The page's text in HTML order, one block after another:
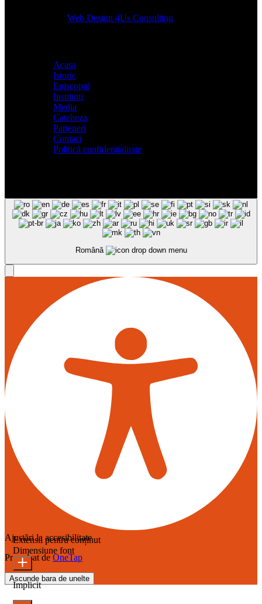
Designed byWeb Design 4Us Consulting
Acasa
Istoric
Episcopul
Institutii
Media
Cateheza
Parteneri
Contact
Politică confidențialitate
Română
Ajustări la accesibilitate
Propulsat de OneTap
Ascunde bara de unelte
Extensii pentru conținut
Dimensiune font
Implicit